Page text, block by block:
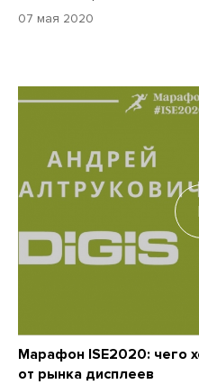
07 мая 2020
Марафон ISE2020: чего
от рынка дисплеев